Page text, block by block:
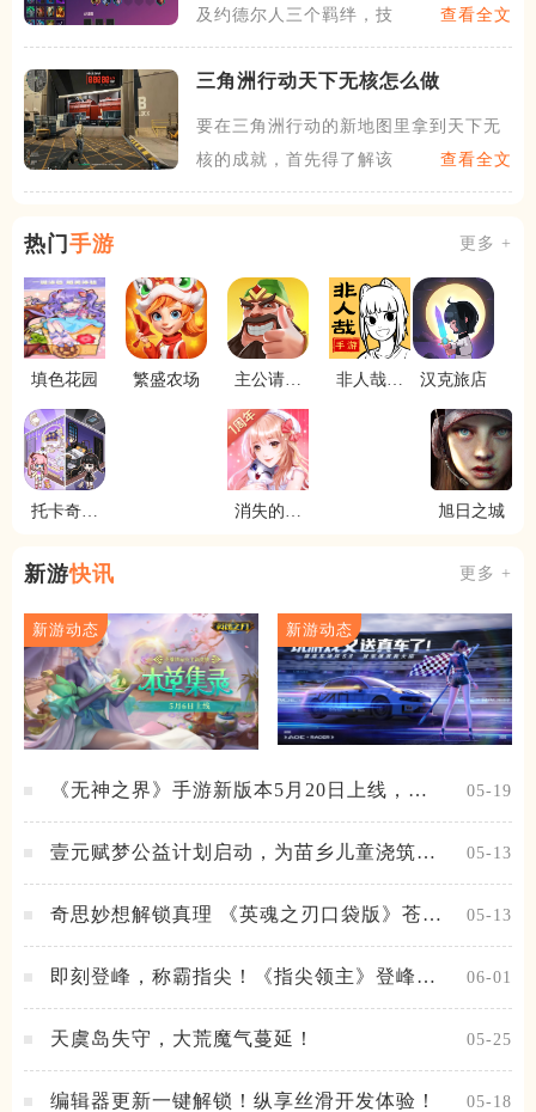
及约德尔人三个羁绊，技能主 查看全文
三角洲行动天下无核怎么做
要在三角洲行动的新地图里拿到天下无
核的成就，首先得了解该图的
查看全文
热门手游 更多 +
填色花园 繁盛农场
主公请点
非人哉王
汉克旅店
托卡奇妙
消失的轨
旭日之城
新游快讯 更多 +
新游动态 新游动态
《无神之界》手游新版本5月20日上线，女
05-19
壹元赋梦公益计划启动，为苗乡儿童浇筑梦
05-13
奇思妙想解锁真理 《英魂之刃口袋版》苍天
05-13
即刻登峰，称霸指尖！《指尖领主》登峰测
06-01
天虞岛失守，大荒魔气蔓延！ 05-25
编辑器更新一键解锁！纵享丝滑开发体验！ 05-18